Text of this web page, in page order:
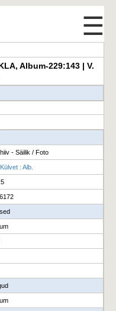
☰
Album-229:143 | V.
- Säilik / Foto
: Alb.